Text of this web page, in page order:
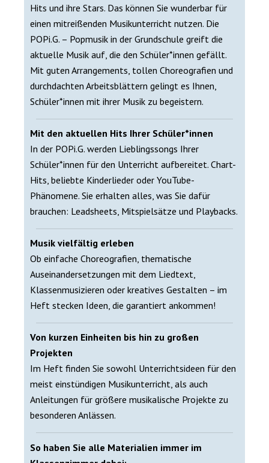
Hits und ihre Stars. Das können Sie wunderbar für
einen mitreißenden Musikunterricht nutzen. Die
POPi.G. – Popmusik in der Grundschule greift die
aktuelle Musik auf, die den Schüler*innen gefällt.
Mit guten Arrangements, tollen Choreografien und
durchdachten Arbeitsblättern gelingt es Ihnen,
Schüler*innen mit ihrer Musik zu begeistern.
Mit den aktuellen Hits Ihrer Schüler*innen
In der POPi.G. werden Lieblingssongs Ihrer
Schüler*innen für den Unterricht aufbereitet. Chart-
Hits, beliebte Kinderlieder oder YouTube-
Phänomene. Sie erhalten alles, was Sie dafür
brauchen: Leadsheets, Mitspielsätze und Playbacks.
Musik vielfältig erleben
Ob einfache Choreografien, thematische
Auseinandersetzungen mit dem Liedtext,
Klassenmusizieren oder kreatives Gestalten – im
Heft stecken Ideen, die garantiert ankommen!
Von kurzen Einheiten bis hin zu großen
Projekten
Im Heft finden Sie sowohl Unterrichtsideen für den
meist einstündigen Musikunterricht, als auch
Anleitungen für größere musikalische Projekte zu
besonderen Anlässen.
So haben Sie alle Materialien immer im